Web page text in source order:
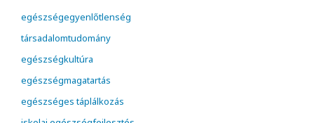
egészségegyenlőtlenség
társadalomtudomány
egészségkultúra
egészségmagatartás
egészséges táplálkozás